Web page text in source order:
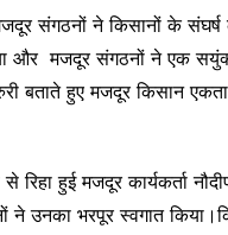
संगठनों ने किसानों के संघर्ष
और मजदूर संगठनों ने एक
बताते हुए मजदूर किसान
हुई मजदूर कार्यकर्ता
ने उनका भरपूर स्वगात